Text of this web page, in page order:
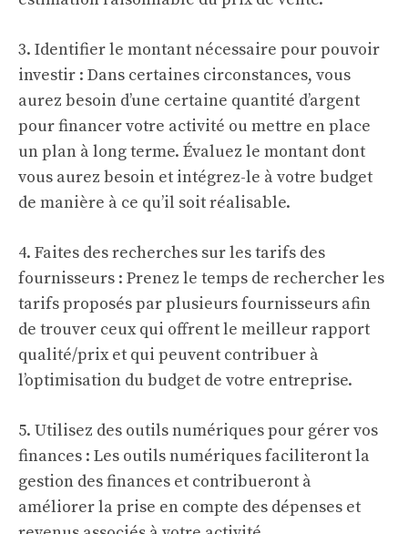
3. Identifier le montant nécessaire pour pouvoir
investir : Dans certaines circonstances, vous
aurez besoin d’une certaine quantité d’argent
pour financer votre activité ou mettre en place
un plan à long terme. Évaluez le montant dont
vous aurez besoin et intégrez-le à votre budget
de manière à ce qu’il soit réalisable.
4. Faites des recherches sur les tarifs des
fournisseurs : Prenez le temps de rechercher les
tarifs proposés par plusieurs fournisseurs afin
de trouver ceux qui offrent le meilleur rapport
qualité/prix et qui peuvent contribuer à
l’optimisation du budget de votre entreprise.
5. Utilisez des outils numériques pour gérer vos
finances : Les outils numériques faciliteront la
gestion des finances et contribueront à
améliorer la prise en compte des dépenses et